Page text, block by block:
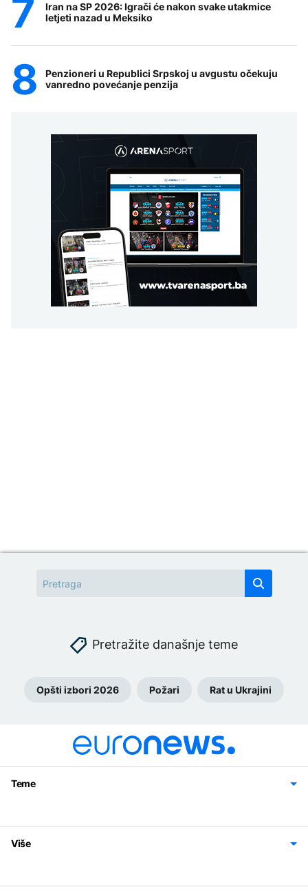
Iran na SP 2026: Igrači će nakon svake utakmice
letjeti nazad u Meksiko
Penzioneri u Republici Srpskoj u avgustu očekuju
vanredno povećanje penzija
Pretražite današnje teme
Opšti izbori 2026 Požari Rat u Ukrajini
Teme
Svijet
Sport
Magazin
Više
Politika privatnosti
Uslovi korišćenja